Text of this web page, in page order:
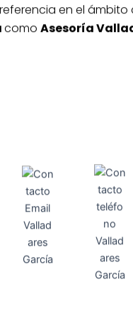
en el ámbito
como Asesoría